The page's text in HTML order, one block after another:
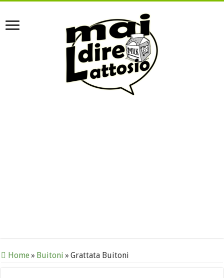
Home» Buitoni » Grattata Buitoni